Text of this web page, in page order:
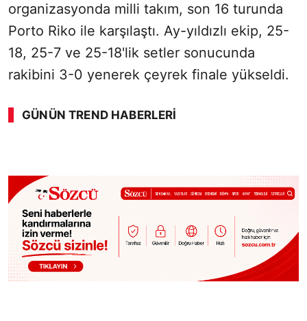
organizasyonda milli takım, son 16 turunda
Porto Riko ile karşılaştı. Ay-yıldızlı ekip, 25-
18, 25-7 ve 25-18'lik setler sonucunda
rakibini 3-0 yenerek çeyrek finale yükseldi.
GÜNÜN TREND HABERLERI
00:01 / 09:08